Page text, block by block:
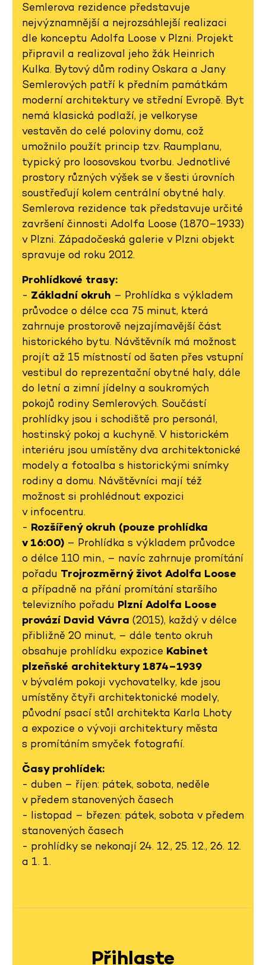
Semlerova rezidence představuje
nejvýznamnější a nejrozsáhlejší realizaci
dle konceptu Adolfa Loose v Plzni. Projekt
připravil a realizoval jeho žák Heinrich
Kulka. Bytový dům rodiny Oskara a Jany
Semlerových patří k předním památkám
moderní architektury ve střední Evropě. Byt
nemá klasická podlaží, je velkoryse
vestavěn do celé poloviny domu, což
umožnilo použít princip tzv. Raumplanu,
typický pro loosovskou tvorbu. Jednotlivé
prostory různých výšek se v šesti úrovních
soustřeďují kolem centrální obytné haly.
Semlerova rezidence tak představuje určité
završení činnosti Adolfa Loose (1870–1933)
v Plzni. Západočeská galerie v Plzni objekt
spravuje od roku 2012.
Prohlídkové trasy:
- Základní okruh – Prohlídka s výkladem
průvodce o délce cca 75 minut, která
zahrnuje prostorově nejzajímavější část
historického bytu. Návštěvník má možnost
projít až 15 místností od šaten přes vstupní
vestibul do reprezentační obytné haly, dále
do letní a zimní jídelny a soukromých
pokojů rodiny Semlerových. Součástí
prohlídky jsou i schodiště pro personál,
hostinský pokoj a kuchyně. V historickém
interiéru jsou umístěny dva architektonické
modely a fotoalba s historickými snímky
rodiny a domu. Návštěvníci mají též
možnost si prohlédnout expozici
v infocentru.
- Rozšířený okruh (pouze prohlídka
v 16:00) – Prohlídka s výkladem průvodce
o délce 110 min., – navíc zahrnuje promítání
pořadu Trojrozměrný život Adolfa Loose
a případně na přání promítání staršího
televizního pořadu Plzní Adolfa Loose
provází David Vávra (2015), každý v délce
přibližně 20 minut, – dále tento okruh
obsahuje prohlídku expozice Kabinet
plzeňské architektury 1874–1939
v bývalém pokoji vychovatelky, kde jsou
umístěny čtyři architektonické modely,
původní psací stůl architekta Karla Lhoty
a expozice o vývoji architektury města
s promítáním smyček fotografií.
Časy prohlídek:
- duben – říjen: pátek, sobota, neděle
v předem stanovených časech
- listopad – březen: pátek, sobota v předem
stanovených časech
- prohlídky se nekonají 24. 12., 25. 12., 26. 12.
a 1. 1.
Přihlaste